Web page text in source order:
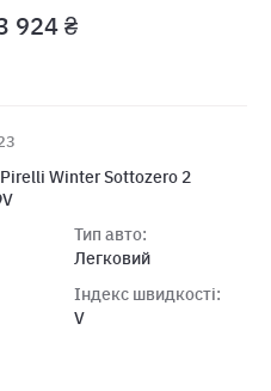
924 ₴
Winter Sottozero 2
Тип авто:
Легковий
Індекс швидкості:
V